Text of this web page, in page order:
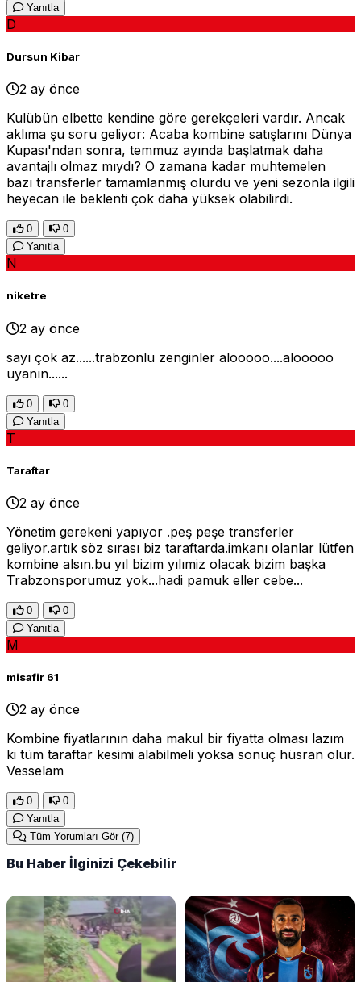
Yanıtla
D
Dursun Kibar
2 ay önce
Kulübün elbette kendine göre gerekçeleri vardır. Ancak
aklıma şu soru geliyor: Acaba kombine satışlarını Dünya
Kupası'ndan sonra, temmuz ayında başlatmak daha
avantajlı olmaz mıydı? O zamana kadar muhtemelen
bazı transferler tamamlanmış olurdu ve yeni sezonla ilgili
heyecan ile beklenti çok daha yüksek olabilirdi.
0
0
Yanıtla
N
niketre
2 ay önce
sayı çok az......trabzonlu zenginler alooooo....alooooo
uyanın......
0
0
Yanıtla
T
Taraftar
2 ay önce
Yönetim gerekeni yapıyor .peş peşe transferler
geliyor.artık söz sırası biz taraftarda.imkanı olanlar lütfen
kombine alsın.bu yıl bizim yılımiz olacak bizim başka
Trabzonsporumuz yok...hadi pamuk eller cebe...
0
0
Yanıtla
M
misafir 61
2 ay önce
Kombine fiyatlarının daha makul bir fiyatta olması lazım
ki tüm taraftar kesimi alabilmeli yoksa sonuç hüsran olur.
Vesselam
0
0
Yanıtla
Tüm Yorumları Gör (7)
Bu Haber İlginizi Çekebilir